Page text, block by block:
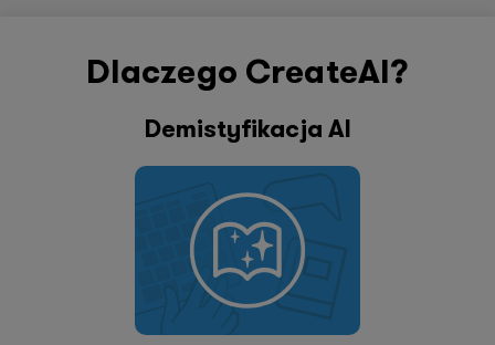
Dlaczego CreateAI?
Demistyfikacja AI